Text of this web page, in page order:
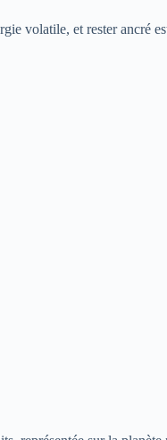
volatile, et rester ancré